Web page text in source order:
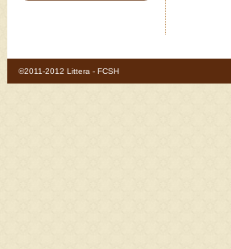
©2011-2012 Littera - FCSH